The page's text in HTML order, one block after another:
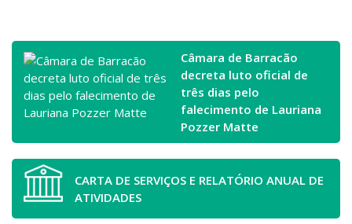
Câmara de Barracão
decreta luto oficial de
três dias pelo
falecimento de Lauriana
Pozzer Matte
CARTA DE SERVIÇOS E RELATÓRIO ANUAL DE
ATIVIDADES